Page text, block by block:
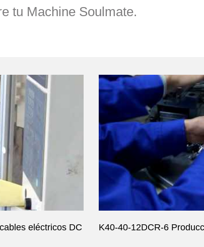
tu Machine Soulmate.
eléctricos DC K40-40-12DCR-6